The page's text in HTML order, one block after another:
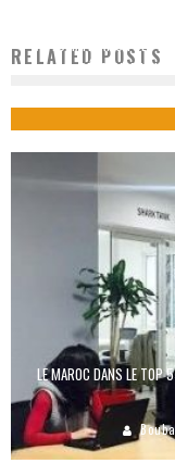
RELATED POSTS
AUTOMATISATION DE
DÉCOUVRENT
LE MAROC DANS LE TOP